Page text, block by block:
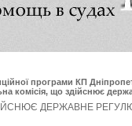
програми КП
комісія, що здійснює
ДЕРЖАВНЕ